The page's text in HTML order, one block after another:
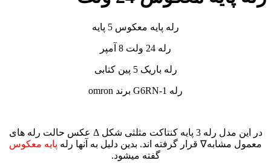
رله پایه معکوس 5 پایه
رله 24 ولت 8 آمپر
رله باریک 5 پین کتابی
رله G6RN-1 برند omron
در این مدل رله 3 پایه کنتاکت مثلثی شکل Δ عکس حالت رله های
معمول مشابه∇ قرار گرفته اند. بدین دلیل به آنها رله پایه معکوس
گفته میشود.